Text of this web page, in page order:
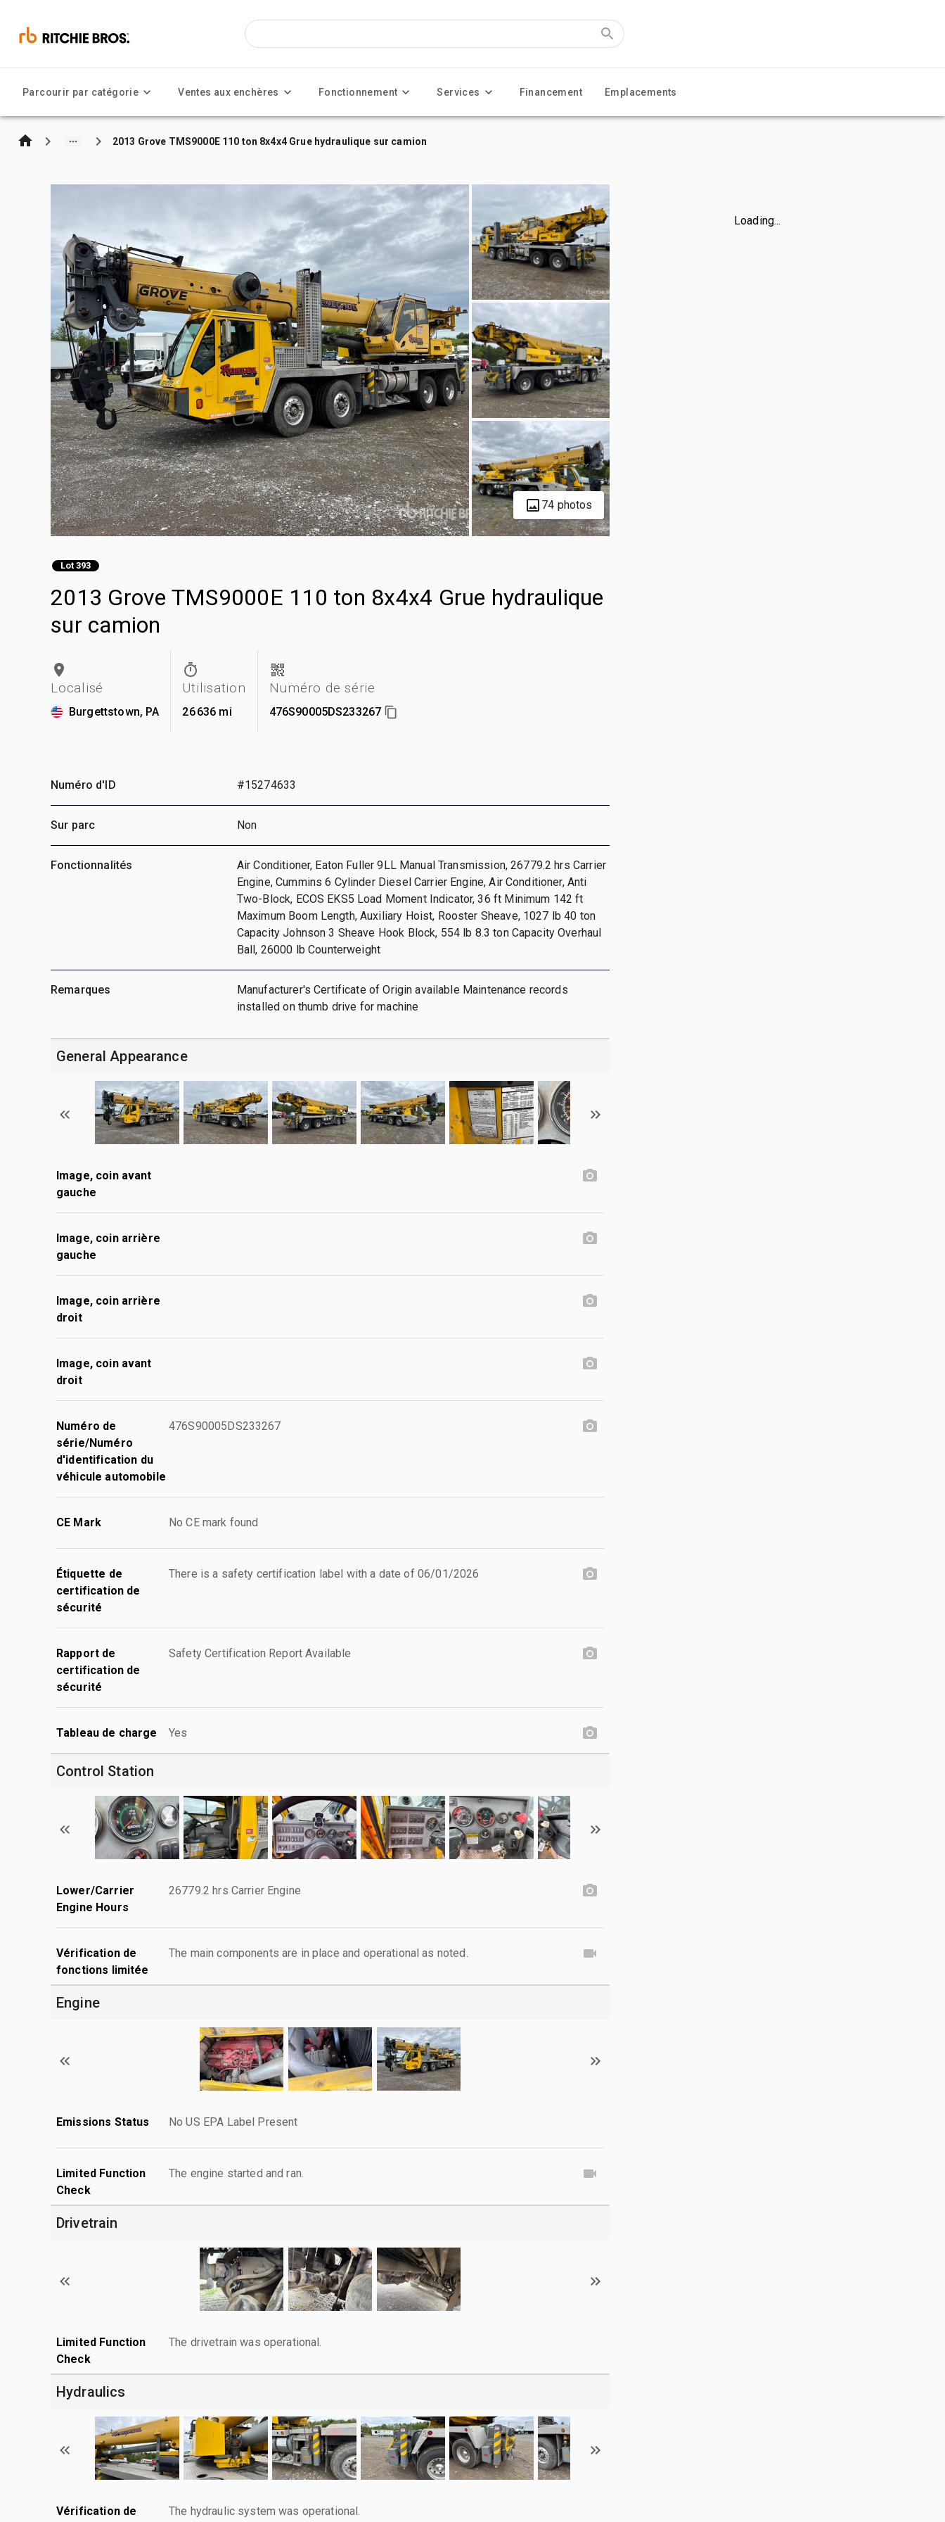
Parcourir par catégorie Ventes aux enchères Fonctionnement Services Financement Emplacements
2013 Grove TMS9000E 110 ton 8x4x4 Grue hydraulique sur camion
74 photos
Lot 393
2013 Grove TMS9000E 110 ton 8x4x4 Grue hydraulique
sur camion
Localisé
Burgettstown, PA
Utilisation
26 636 mi
Numéro de série
476S90005DS233267
Loading...
Numéro d'ID #15274633
Sur parc Non
Fonctionnalités
Air Conditioner, Eaton Fuller 9LL Manual Transmission, 26779.2 hrs Carrier
Engine, Cummins 6 Cylinder Diesel Carrier Engine, Air Conditioner, Anti
Two-Block, ECOS EKS5 Load Moment Indicator, 36 ft Minimum 142 ft
Maximum Boom Length, Auxiliary Hoist, Rooster Sheave, 1027 lb 40 ton
Capacity Johnson 3 Sheave Hook Block, 554 lb 8.3 ton Capacity Overhaul
Ball, 26000 lb Counterweight
Remarques
Manufacturer's Certificate of Origin available Maintenance records
installed on thumb drive for machine
General Appearance
Image, coin avant
gauche
Image, coin arrière
gauche
Image, coin arrière
droit
Image, coin avant
droit
Numéro de
série/Numéro
d'identification du
véhicule automobile
476S90005DS233267
CE Mark No CE mark found
Étiquette de
certification de
sécurité
There is a safety certification label with a date of 06/01/2026
Rapport de
certification de
sécurité
Safety Certification Report Available
Tableau de charge Yes
Control Station
Lower/Carrier
Engine Hours
26779.2 hrs Carrier Engine
Vérification de
fonctions limitée
The main components are in place and operational as noted.
Engine
Emissions Status No US EPA Label Present
Limited Function
Check
The engine started and ran.
Drivetrain
Limited Function
Check
The drivetrain was operational.
Hydraulics
Vérification de
The hydraulic system was operational.